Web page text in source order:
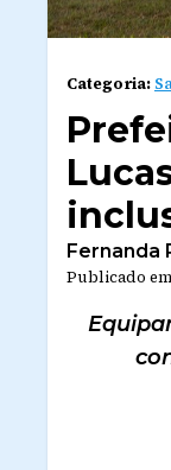
Categoria:
Fernanda
Publicado em